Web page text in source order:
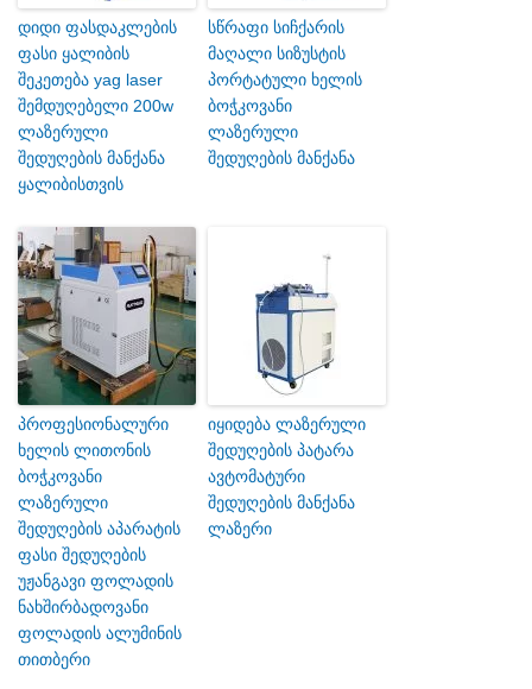
დიდი ფასდაკლების
ფასი ყალიბის
შეკეთება yag laser
შემდუღებელი 200w
ლაზერული
შედუღების მანქანა
ყალიბისთვის
სწრაფი სიჩქარის
მაღალი სიზუსტის
პორტატული ხელის
ბოჭკოვანი
ლაზერული
შედუღების მანქანა
პროფესიონალური
ხელის ლითონის
ბოჭკოვანი
ლაზერული
შედუღების აპარატის
ფასი შედუღების
უჟანგავი ფოლადის
ნახშირბადოვანი
ფოლადის ალუმინის
თითბერი
იყიდება ლაზერული
შედუღების პატარა
ავტომატური
შედუღების მანქანა
ლაზერი